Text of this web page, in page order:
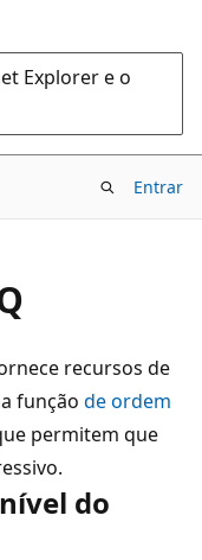
Explorer e o
Entrar
recursos de
função de ordem
permitem que
do